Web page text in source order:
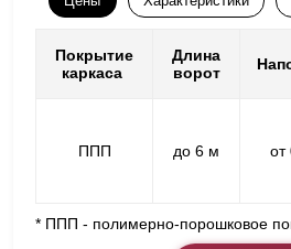
Покрытие
каркаса
Длина
ворот
ППП до 6 м от
* ППП - полимерно-порошковое